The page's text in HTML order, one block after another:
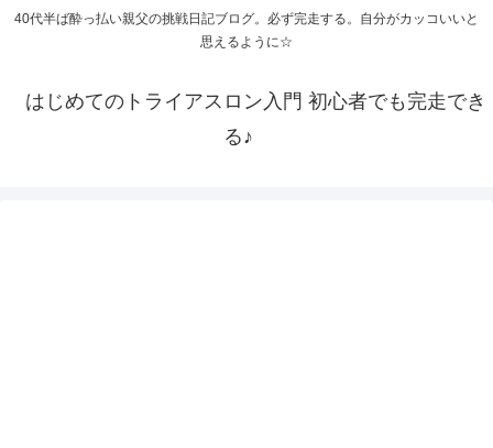
40代半ば酔っ払い親父の挑戦日記ブログ。必ず完走する。自分がカッコいいと
思えるように☆
はじめてのトライアスロン入門 初心者でも完走でき
る♪